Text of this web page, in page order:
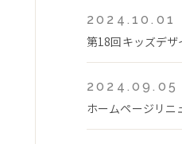
2024.10.01
第18回キッズデ
2024.09.05
ホームページリニ